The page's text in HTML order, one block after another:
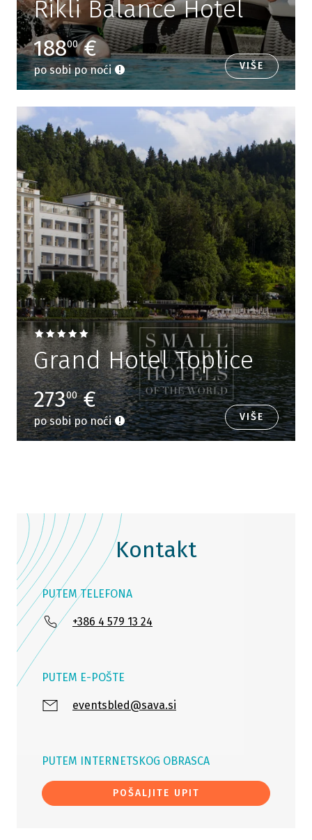
Rikli Balance Hotel
18800€
po sobi po noći VIŠE
Grand Hotel Toplice
27300€
po sobi po noći VIŠE
Kontakt
PUTEM TELEFONA
+386 4 579 13 24
PUTEM E-POŠTE
eventsbled@sava.si
PUTEM INTERNETSKOG OBRASCA
POŠALJITE UPIT